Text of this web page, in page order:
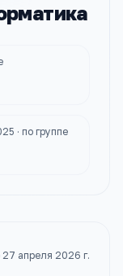
· по группе
27 апреля 2026 г.